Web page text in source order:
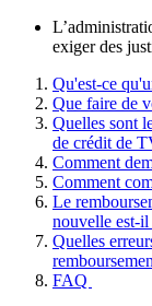
exiger des
Qu'est-ce
Que faire de
Quelles sont
de crédit de
Comment
Comment
Le
nouvelle est-il
Quelles
FAQ